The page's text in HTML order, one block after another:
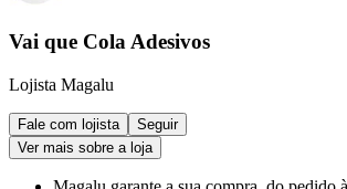
Vai que Cola Adesivos
Lojista Magalu
Fale com lojista
Seguir
Ver mais sobre a loja